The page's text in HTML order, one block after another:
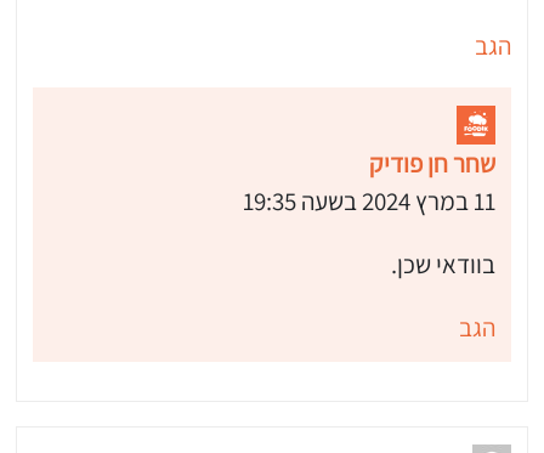
הגב
שחר חן פודיק
11 במרץ 2024 בשעה 19:35
בוודאי שכן.
הגב